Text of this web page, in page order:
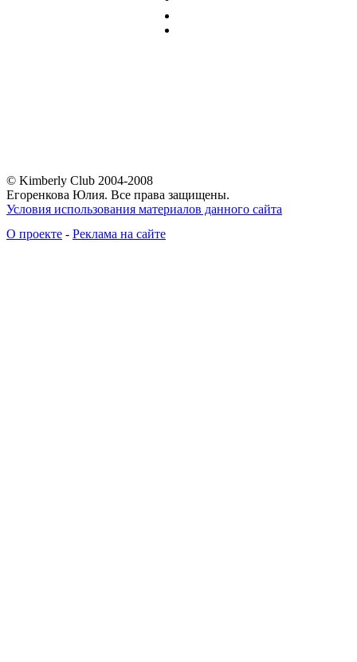
© Kimberly Club 2004-2008
Егоренкова Юлия. Все права защищены.
Условия использования материалов данного сайта
О проекте - Реклама на сайте